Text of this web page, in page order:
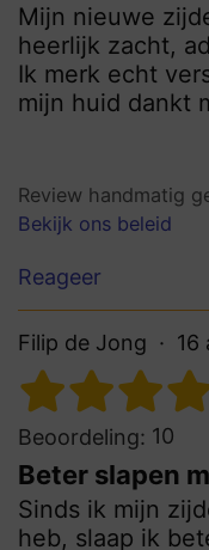
Mijn nieuwe
heerlijk zacht,
Ik merk echt
mijn huid dankt
Review handmatig
Bekijk ons beleid
Reageer
Filip de Jong 16
Beoordeling: 10
Beter slapen
Sinds ik mijn
heb, slaap ik